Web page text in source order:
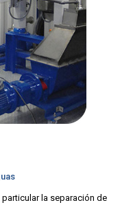
la separación de